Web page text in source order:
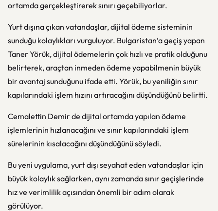
ortamda gerçekleştirerek sınırı geçebiliyorlar.
Yurt dışına çıkan vatandaşlar, dijital ödeme sisteminin
sunduğu kolaylıkları vurguluyor. Bulgaristan’a geçiş yapan
Taner Yörük, dijital ödemelerin çok hızlı ve pratik olduğunu
belirterek, araçtan inmeden ödeme yapabilmenin büyük
bir avantaj sunduğunu ifade etti. Yörük, bu yeniliğin sınır
kapılarındaki işlem hızını artıracağını düşündüğünü belirtti.
Cemalettin Demir de dijital ortamda yapılan ödeme
işlemlerinin hızlanacağını ve sınır kapılarındaki işlem
sürelerinin kısalacağını düşündüğünü söyledi.
Bu yeni uygulama, yurt dışı seyahat eden vatandaşlar için
büyük kolaylık sağlarken, aynı zamanda sınır geçişlerinde
hız ve verimlilik açısından önemli bir adım olarak
görülüyor.